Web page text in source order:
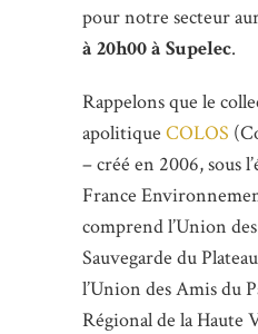
pour notre secteur
à 20h00 à Supelec.
Rappelons que le
apolitique COLOS
– créé en 2006, sous
France
comprend l’Union
Sauvegarde du
l’Union des Amis du
Régional de la Haute